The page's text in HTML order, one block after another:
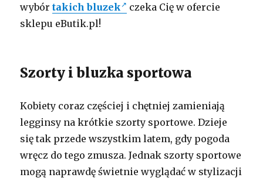
wybórtakich bluzek
czeka Cię w ofercie
sklepu eButik.pl!
Szorty i bluzka sportowa
Kobiety coraz częściej i chętniej zamieniają
legginsy na krótkie szorty sportowe. Dzieje
się tak przede wszystkim latem, gdy pogoda
wręcz do tego zmusza. Jednak szorty sportowe
mogą naprawdę świetnie wyglądać w stylizacji